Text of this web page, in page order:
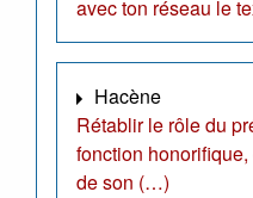
avec ton réseau le
Hacène
Rétablir le rôle du
fonction
de son (…)